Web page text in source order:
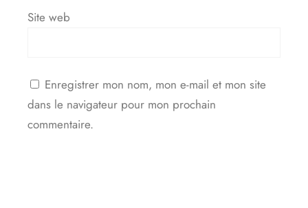
Site web
Enregistrer mon nom, mon e-mail et mon site
dans le navigateur pour mon prochain
commentaire.